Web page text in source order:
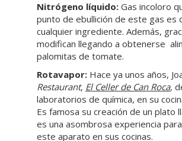
Nitrógeno líquido: Gas incoloro
punto de ebullición de este gas es
cualquier ingrediente. Además,
modifican llegando a obtenerse
palomitas de tomate.
Rotavapor: Hace ya unos años,
Restaurant, El Celler de Can Roca,
laboratorios de química, en su
Es famosa su creación de un plato
es una asombrosa experiencia
este aparato en sus cocinas.